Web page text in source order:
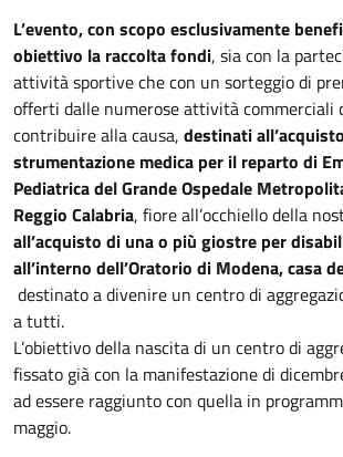
L’evento, con scopo esclusivamente
obiettivo la raccolta fondi, sia con la
attività sportive che con un sorteggio di
offerti dalle numerose attività commerciali
contribuire alla causa, destinati
strumentazione medica per il reparto di
Pediatrica del Grande Ospedale
Reggio Calabria, fiore all’occhiello della
all’acquisto di una o più giostre per
all’interno dell’Oratorio di Modena, casa
destinato a divenire un centro di
a tutti.
L’obiettivo della nascita di un centro di
fissato già con la manifestazione di
ad essere raggiunto con quella in
maggio.